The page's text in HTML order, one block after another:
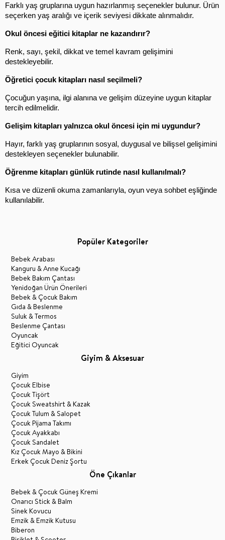
Farklı yaş gruplarına uygun hazırlanmış seçenekler bulunur. Ürün
seçerken yaş aralığı ve içerik seviyesi dikkate alınmalıdır.
Okul öncesi eğitici kitaplar ne kazandırır?
Renk, sayı, şekil, dikkat ve temel kavram gelişimini
destekleyebilir.
Öğretici çocuk kitapları nasıl seçilmeli?
Çocuğun yaşına, ilgi alanına ve gelişim düzeyine uygun kitaplar
tercih edilmelidir.
Gelişim kitapları yalnızca okul öncesi için mi uygundur?
Hayır, farklı yaş gruplarının sosyal, duygusal ve bilişsel gelişimini
destekleyen seçenekler bulunabilir.
Öğrenme kitapları günlük rutinde nasıl kullanılmalı?
Kısa ve düzenli okuma zamanlarıyla, oyun veya sohbet eşliğinde
kullanılabilir.
Popüler Kategoriler
Bebek Arabası
Kanguru & Anne Kucağı
Bebek Bakım Çantası
Yenidoğan Ürün Önerileri
Bebek & Çocuk Bakım
Gıda & Beslenme
Suluk & Termos
Beslenme Çantası
Oyuncak
Eğitici Oyuncak
Giyim & Aksesuar
Giyim
Çocuk Elbise
Çocuk Tişört
Çocuk Sweatshirt & Kazak
Çocuk Tulum & Salopet
Çocuk Pijama Takımı
Çocuk Ayakkabı
Çocuk Sandalet
Kız Çocuk Mayo & Bikini
Erkek Çocuk Deniz Şortu
Öne Çıkanlar
Bebek & Çocuk Güneş Kremi
Onarıcı Stick & Balm
Sinek Kovucu
Emzik & Emzik Kutusu
Biberon